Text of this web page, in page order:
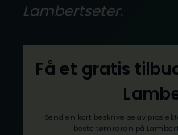
Lambertseter.
Få et gratis
Send en kort beskrivelse av
beste tømreren på